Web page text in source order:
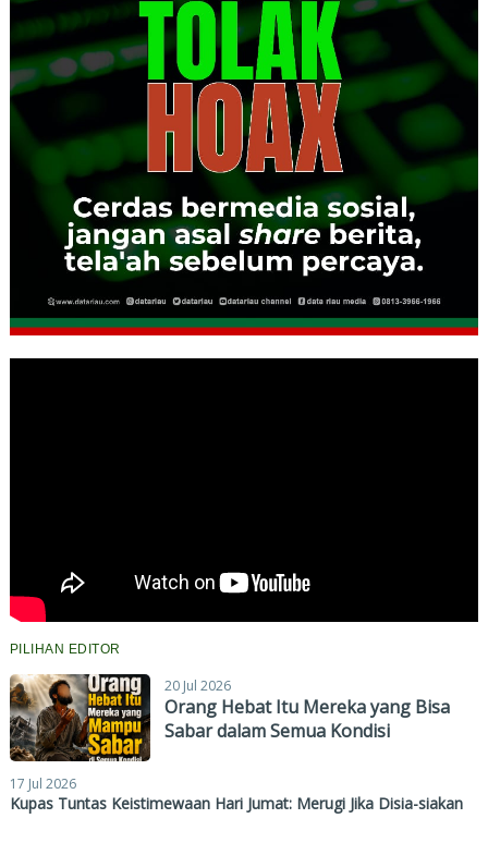
PILIHAN EDITOR
20 Jul 2026
Orang Hebat Itu Mereka yang Bisa
Sabar dalam Semua Kondisi
17 Jul 2026
Kupas Tuntas Keistimewaan Hari Jumat: Merugi Jika Disia-siakan